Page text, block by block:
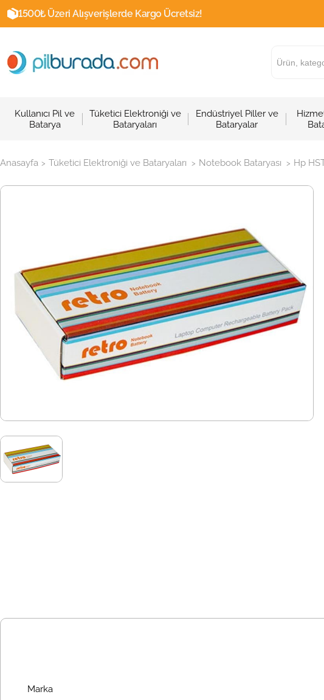
1500₺ Üzeri Alışverişlerde Kargo Ücretsiz!
Kullanıcı Pil ve
Batarya
Tüketici Elektroniği ve
Bataryaları
Endüstriyel Piller ve
Bataryalar
Anasayfa > Tüketici Elektroniği ve Bataryaları > Notebook Bataryası > Hp
Marka